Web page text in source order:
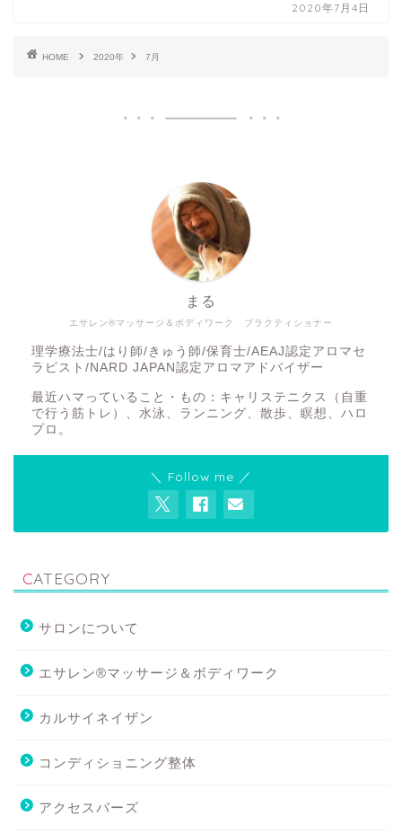
2020年7月4日
HOME 2020年 7月
エサレン®マッサージ＆ボディワーク プラクティショナー
まる
理学療法士/はり師/きゅう師/保育士/AEAJ認定アロマセ
ラピスト/NARD JAPAN認定アロマアドバイザー
最近ハマっていること・もの：キャリステニクス（自重
で行う筋トレ）、水泳、ランニング、散歩、瞑想、ハロ
プロ。
＼ Follow me ／
CATEGORY
サロンについて
エサレン®マッサージ＆ボディワーク
カルサイネイザン
コンディショニング整体
アクセスバーズ